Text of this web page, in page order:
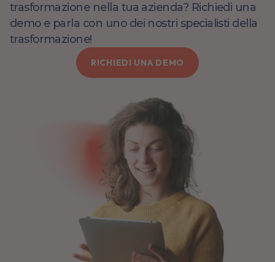
trasformazione nella tua azienda? Richiedi una
demo e parla con uno dei nostri specialisti della
trasformazione!
RICHIEDI UNA DEMO